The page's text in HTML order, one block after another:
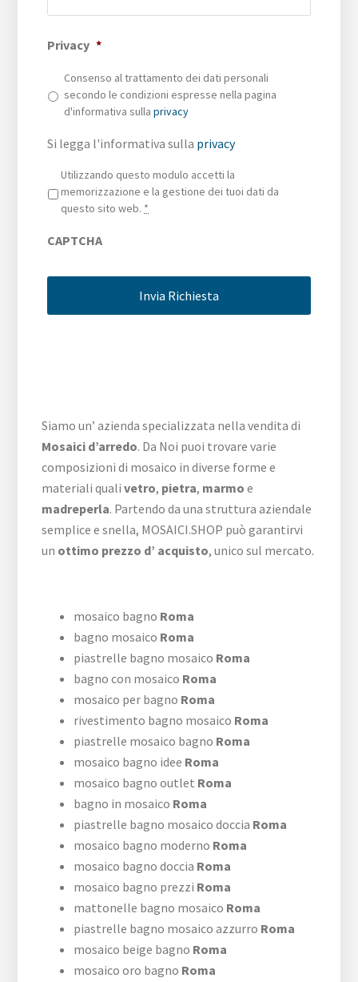
Privacy *
Consenso al trattamento dei dati personali
secondo le condizioni espresse nella pagina
d'informativa sullaprivacy
Si legga l'informativa sulla privacy
Privacy *
Utilizzando questo modulo accetti la
memorizzazione e la gestione dei tuoi dati da
questo sito web. *
CAPTCHA
Siamo un’ azienda specializzata nella vendita di
Mosaici d’arredo. Da Noi puoi trovare varie
composizioni di mosaico in diverse forme e
materiali qualivetro, pietra, marmo e
madreperla. Partendo da una struttura aziendale
semplice e snella, MOSAICI.SHOP può garantirvi
un ottimo prezzo d’ acquisto, unico sul mercato.
mosaico bagno Roma
bagno mosaico Roma
piastrelle bagno mosaico Roma
bagno con mosaico Roma
mosaico per bagno Roma
rivestimento bagno mosaico Roma
piastrelle mosaico bagno Roma
mosaico bagno idee Roma
mosaico bagno outlet Roma
bagno in mosaico Roma
piastrelle bagno mosaico doccia Roma
mosaico bagno moderno Roma
mosaico bagno doccia Roma
mosaico bagno prezzi Roma
mattonelle bagno mosaico Roma
piastrelle bagno mosaico azzurro Roma
mosaico beige bagno Roma
mosaico oro bagno Roma